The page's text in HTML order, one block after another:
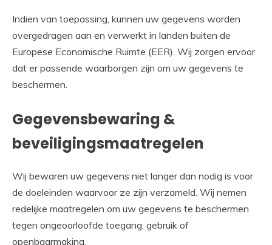
Indien van toepassing, kunnen uw gegevens worden
overgedragen aan en verwerkt in landen buiten de
Europese Economische Ruimte (EER). Wij zorgen ervoor
dat er passende waarborgen zijn om uw gegevens te
beschermen.
Gegevensbewaring &
beveiligingsmaatregelen
Wij bewaren uw gegevens niet langer dan nodig is voor
de doeleinden waarvoor ze zijn verzameld. Wij nemen
redelijke maatregelen om uw gegevens te beschermen
tegen ongeoorloofde toegang, gebruik of
openbaarmaking.